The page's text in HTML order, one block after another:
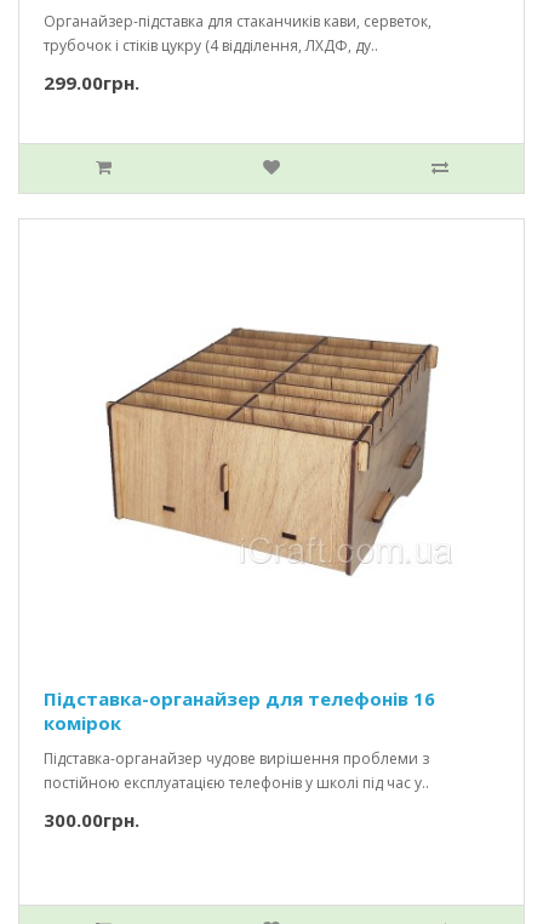
Органайзер-підставка для стаканчиків кави, серветок,
трубочок і стіків цукру (4 відділення, ЛХДФ, ду..
299.00грн.
Підставка-органайзер для телефонів 16
комірок
Підставка-органайзер чудове вирішення проблеми з
постійною експлуатацією телефонів у школі під час у..
300.00грн.